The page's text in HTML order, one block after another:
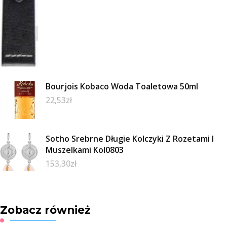
Bourjois Kobaco Woda Toaletowa 50ml
22,53zł
Sotho Srebrne Długie Kolczyki Z Rozetami I
Muszelkami Kol0803
153,30zł
Zobacz również